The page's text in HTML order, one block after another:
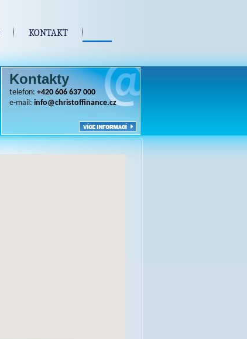
KONTAKT
Kontakty
telefon: +420 606 637 000
e-mail: info@christoffinance.cz